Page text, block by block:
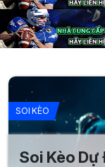
SOI KÈO
Soi Kèo